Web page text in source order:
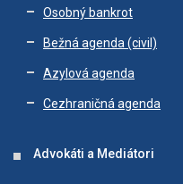
Osobný bankrot
Bežná agenda (civil)
Azylová agenda
Cezhraničná agenda
Advokáti a Mediátori